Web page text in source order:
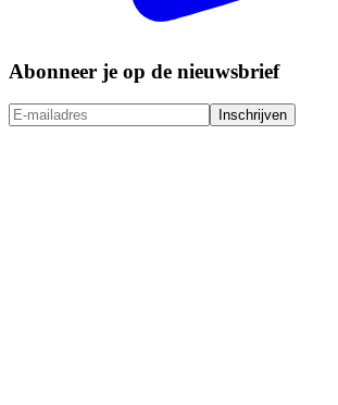
Abonneer je op de nieuwsbrief
Inschrijven